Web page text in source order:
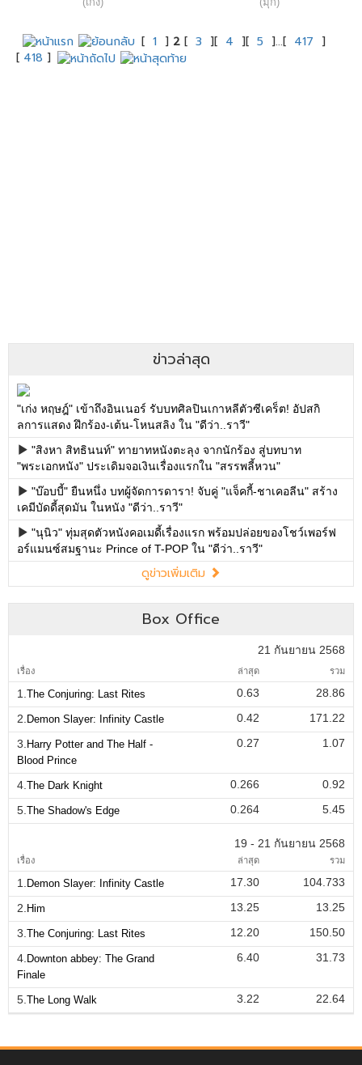
[ 1 ] 2 [ 3 ][ 4 ][ 5 ]...[ 417 ]
[ 418 ]
ข่าวล่าสุด
"เก่ง หฤษฎ์" เข้าถึงอินเนอร์ รับบทศิลปินเกาหลีตัวซีเคร็ต! อัปสกิ
ลการแสดง ฝึกร้อง-เต้น-โหนสลิง ใน "ดีว่า..ราวี"
"สิงหา สิทธินนท์" ทายาทหนังตะลุง จากนักร้อง สู่บทบาท
"พระเอกหนัง" ประเดิมจอเงินเรื่องแรกใน "สรรพลี้หวน"
"บ๊อบบี้" ยืนหนึ่ง บทผู้จัดการดารา! จับคู่ "แจ็คกี้-ชาเคอลีน" สร้าง
เคมีบัดดี้สุดมัน ในหนัง "ดีว่า..ราวี"
"นุนิว" ทุ่มสุดตัวหนังคอเมดี้เรื่องแรก พร้อมปล่อยของโชว์เพอร์ฟ
อร์แมนซ์สมฐานะ Prince of T-POP ใน "ดีว่า..ราวี"
ดูข่าวเพิ่มเติม
Box Office
21 กันยายน 2568
เรื่อง ล่าสุด รวม
1.The Conjuring: Last Rites 0.63
28.86
2. Demon Slayer: Infinity Castle 0.42
171.22
3. Harry Potter and The Half -
Blood Prince
0.27 1.07
4.The Dark Knight 0.266
0.92
5.The Shadow's Edge 0.264 5.45
19 - 21 กันยายน 2568
เรื่อง ล่าสุด รวม
1. Demon Slayer: Infinity Castle 17.30
104.733
2. Him 13.25
13.25
3.The Conjuring: Last Rites 12.20
150.50
4. Downton abbey: The Grand
Finale
6.40 31.73
5.The Long Walk 3.22 22.64